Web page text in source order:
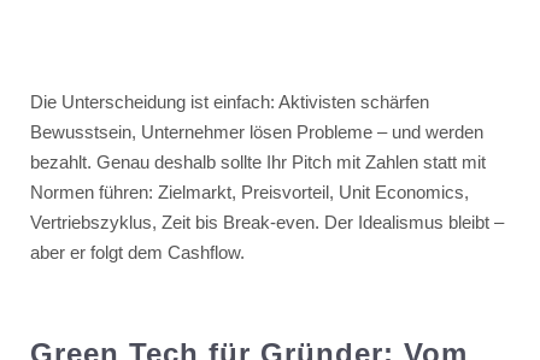
Die Unterscheidung ist einfach: Aktivisten schärfen
Bewusstsein, Unternehmer lösen Probleme – und werden
bezahlt. Genau deshalb sollte Ihr Pitch mit Zahlen statt mit
Normen führen: Zielmarkt, Preisvorteil, Unit Economics,
Vertriebszyklus, Zeit bis Break-even. Der Idealismus bleibt –
aber er folgt dem Cashflow.
Green Tech für Gründer: Vom